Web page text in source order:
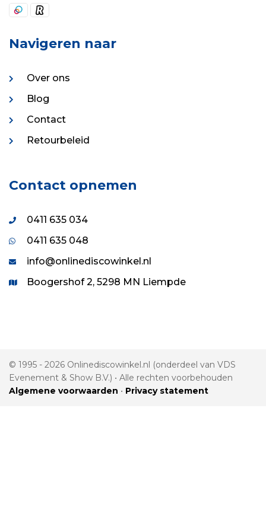
Navigeren naar
Over ons
Blog
Contact
Retourbeleid
Contact opnemen
0411 635 034
0411 635 048
info@onlinediscowinkel.nl
Boogershof 2, 5298 MN Liempde
© 1995 - 2026 Onlinediscowinkel.nl (onderdeel van VDS
Evenement & Show B.V.) • Alle rechten voorbehouden
Algemene voorwaarden • Privacy statement